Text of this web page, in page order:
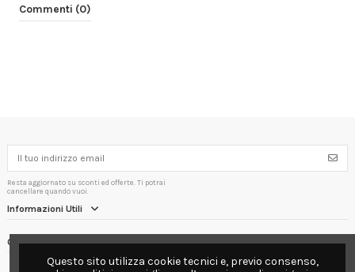
Commenti (0)
Resta aggiornato su sconti ed offerte. Ti potrai
cancellare quando vuoi.
Informazioni Utili
Contact us
Questo sito utilizza cookie tecnici e, previo consenso,